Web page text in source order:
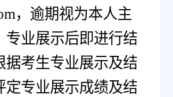
，逾期视为本人主
专业展示后即进行结
据考生专业展示及结
定专业展示成绩及结